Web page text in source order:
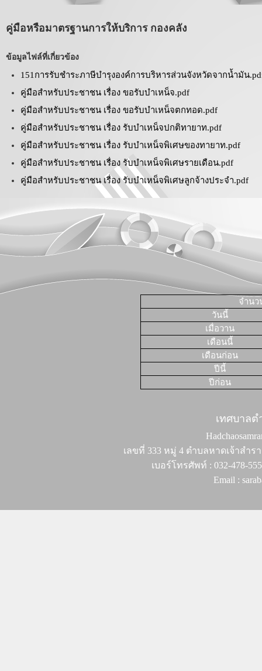
คู่มือหรือมาตรฐานการให้บริการ กองคลัง
ข้อมูลไฟล์ที่เกี่ยวข้อง
151การรับชำระภาษีบำรุงองค์การบริหารส่วนจังหวัดจากน้ำมัน
คู่มือสำหรับประชาชน เรื่อง ขอรับบำเหน็จ.pdf
คู่มือสำหรับประชาชน เรื่อง ขอรับบำเหน็จตกทอด.pdf
คู่มือสำหรับประชาชน เรื่อง รับบำเหน็จปกติทายาท.pdf
คู่มือสำหรับประชาชน เรื่อง รับบำเหน็จพิเศษของทายาท.pdf
คู่มือสำหรับประชาชน เรื่อง รับบำเหน็จพิเศษรายเดือน.pdf
คู่มือสำหรับประชาชน เรื่อง รับบำเหน็จพิเศษลูกจ้างประจำ.pdf
จำนว
วันนี้
เมื่อวาน
เดือนนี้
เดือนก่อน
ปีนี้
ปีก่อน
เทศบาล
เลขที่ 333 หมู่ 4 ตำบลหาดเจ้าสำร
เบอร์โทรศัพท์ : 032-478-
Email :